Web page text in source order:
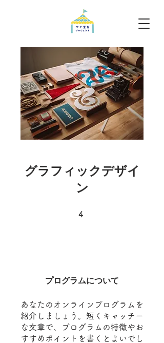
グラフィックデザイ
ン
4
プログラムについて
あなたのオンラインプログラムを
紹介しましょう。短くキャッチー
な文章で、プログラムの特徴やお
すすめポイントを書くとよいでし